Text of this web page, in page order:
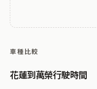
車種比較
花蓮到萬榮行駛時間